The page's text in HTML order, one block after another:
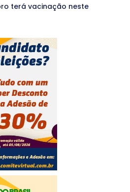
terá vacinação neste